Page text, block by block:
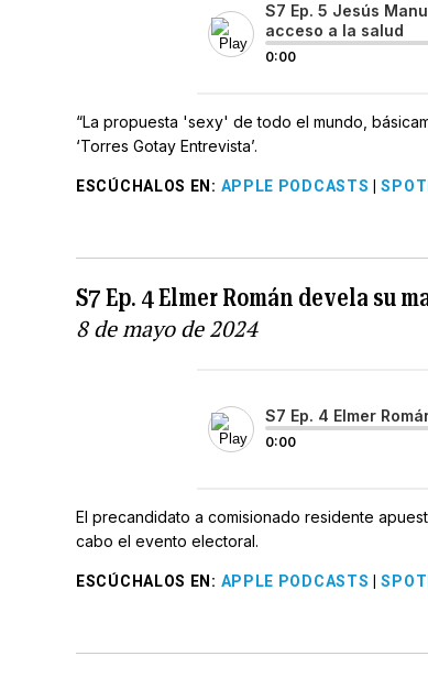
S7 Ep. 5 Jesús
acceso a la salud
0:00
“La propuesta 'sexy' de todo el mundo,
‘Torres Gotay Entrevista’.
ESCÚCHALOS EN : APPLE PODCASTS |
S7 Ep. 4 Elmer Román devela su
8 de mayo de 2024
S7 Ep. 4 Elmer
0:00
El precandidato a comisionado residente
cabo el evento electoral.
ESCÚCHALOS EN : APPLE PODCASTS |